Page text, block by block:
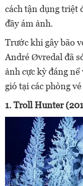
cách tận dụng triệt
đầy ám ảnh.
Trước khi gây bão
André Øvredal đã
ảnh cực kỳ đáng
gió tại các phòng
1. Troll Hunter